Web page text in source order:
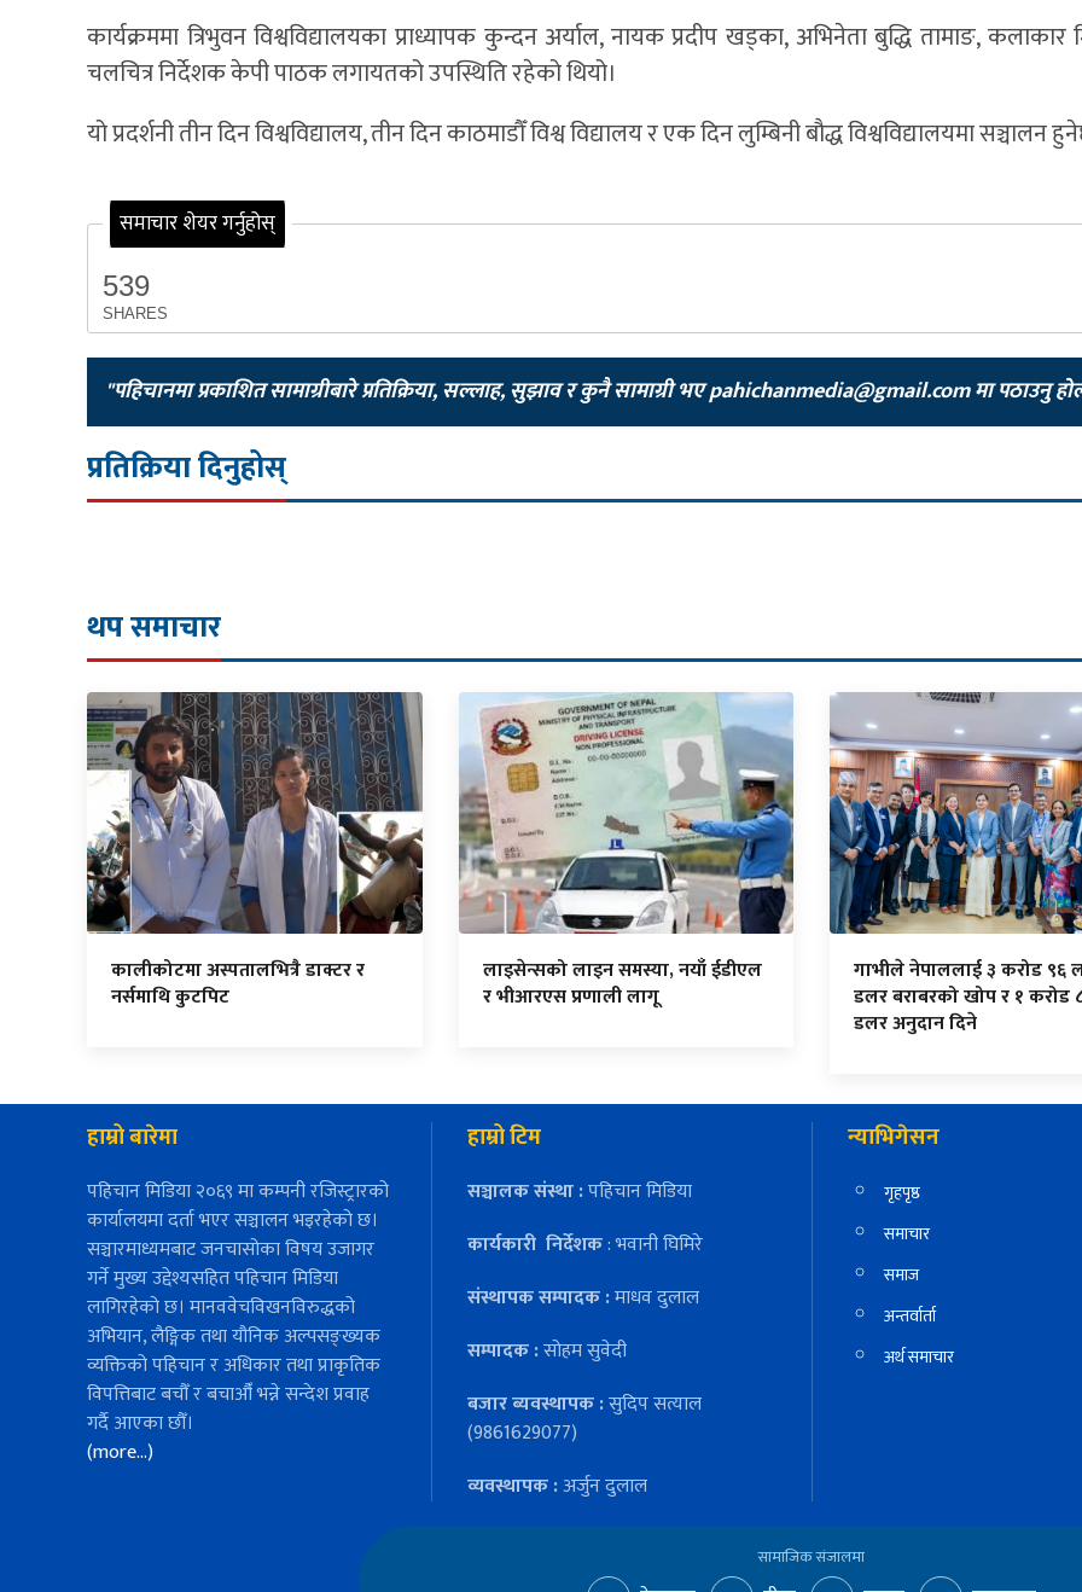
कार्यक्रममा त्रिभुवन विश्वविद्यालयका प्राध्यापक कुन्दन अर्याल, नायक प्रदीप खड्का, अभिनेता बुद्धि तामाङ, कलाकार
चलचित्र निर्देशक केपी पाठक लगायतको उपस्थिति रहेको थियो।
यो प्रदर्शनी तीन दिन विश्वविद्यालय, तीन दिन काठमाडौँ विश्व विद्यालय र एक दिन लुम्बिनी बौद्ध विश्वविद्यालयमा सञ्चालन
समाचार शेयर गर्नुहोस्
539
SHARES
"पहिचानमा प्रकाशित सामाग्रीबारे प्रतिक्रिया, सल्लाह, सुझाव र कुनै सामाग्री भएpahichanmedia@gmail.comमा पठाउनु
प्रतिक्रिया दिनुहोस्
थप समाचार
कालीकोटमा अस्पतालभित्रै डाक्टर र
नर्समाथि कुटपिट
लाइसेन्सको लाइन समस्या, नयाँ ईडीएल
र भीआरएस प्रणाली लागू
गाभीले नेपाललाई ३ करोड ९६
डलर बराबरको खोप र १ करोड
डलर अनुदान दिने
हाम्रो बारेमा
पहिचान मिडिया २०६९ मा कम्पनी रजिस्ट्रारको
कार्यालयमा दर्ता भएर सञ्चालन भइरहेको छ।
सञ्चारमाध्यमबाट जनचासोका विषय उजागर
गर्ने मुख्य उद्देश्यसहित पहिचान मिडिया
लागिरहेको छ। मानववेचविखनविरुद्धको
अभियान, लैङ्गिक तथा यौनिक अल्पसङ्ख्यक
व्यक्तिको पहिचान र अधिकार तथा प्राकृतिक
विपत्तिबाट बचौँ र बचाऔँ भन्ने सन्देश प्रवाह
गर्दै आएका छौँ।
(more…)
हाम्रो टिम
सञ्चालक संस्था :पहिचान मिडिया
कार्यकारी निर्देशक: भवानी घिमिरे
संस्थापक सम्पादक :माधव दुलाल
सम्पादक :सोहम सुवेदी
बजार ब्यवस्थापक :सुदिप सत्याल
(9861629077)
व्यवस्थापक :अर्जुन दुलाल
न्याभिगेसन
गृहपृष्ठ
समाचार
समाज
अन्तर्वार्ता
अर्थ समाचार
सामाजिक संजालमा